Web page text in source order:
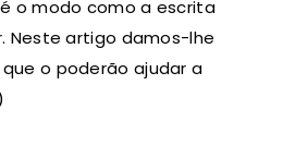
o modo como a escrita
Neste artigo damos-lhe
o poderão ajudar a